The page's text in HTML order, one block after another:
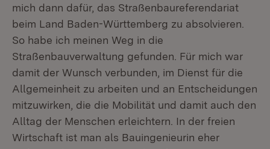
mich dann dafür, das Straßenbaureferendariat
beim Land Baden-Württemberg zu absolvieren.
So habe ich meinen Weg in die
Straßenbauverwaltung gefunden. Für mich war
damit der Wunsch verbunden, im Dienst für die
Allgemeinheit zu arbeiten und an Entscheidungen
mitzuwirken, die die Mobilität und damit auch den
Alltag der Menschen erleichtern. In der freien
Wirtschaft ist man als Bauingenieurin eher